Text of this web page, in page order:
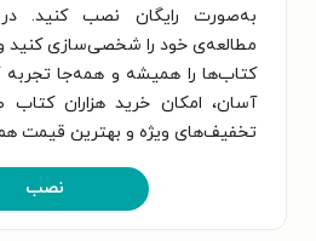
به‌صورت رایگان نصب کنید. در
مطالعه‌ی خود را شخصی‌سازی کنید
کتاب‌ها را همیشه و همه‌جا تجربه
آسان، امکان خرید هزاران کتاب
تخفیف‌های ویژه و بهترین قیمت
نصب